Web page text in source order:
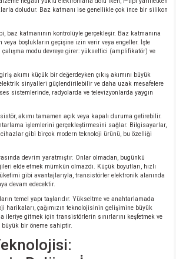
doludur. Baz katmanı ise genellikle çok ince bir silikon
baz katmanının kontrolüyle gerçekleşir. Baz katmanına
veya boşlukların geçişine izin verir veya engeller. İşte
modu devreye girer: yükseltici (amplifikatör) ve
akımı küçük bir değerdeyken çıkış akımını büyük
sinyalleri güçlendirilebilir ve daha uzak mesafelere
sistemlerinde, radyolarda ve televizyonlarda yaygın
akımı tamamen açık veya kapalı duruma getirebilir.
işlemlerini gerçekleştirmesini sağlar. Bilgisayarlar,
gibi birçok modern teknoloji ürünü, bu özelliği
devrim yaratmıştır. Onlar olmadan, bugünkü
elde etmek mümkün olmazdı. Küçük boyutları, hızlı
gibi avantajlarıyla, transistörler elektronik alanında
devam edecektir.
temel yapı taşlarıdır. Yükseltme ve anahtarlamada
harikaları, çağımızın teknolojisinin gelişimine büyük
ileriye gitmek için transistörlerin sınırlarını keşfetmek ve
bir öneme sahiptir.